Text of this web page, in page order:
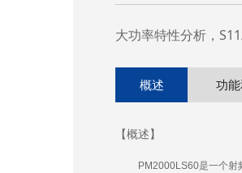
大功率特性分析，
概述 功
【概述】
PM2000LS60是一个射